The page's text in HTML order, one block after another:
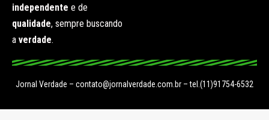
independente e de
qualidade, sempre buscando
a verdade.
Jornal Verdade – contato@jornalverdade.com.br – tel.(11)91754-6532